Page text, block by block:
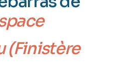
(Finistère